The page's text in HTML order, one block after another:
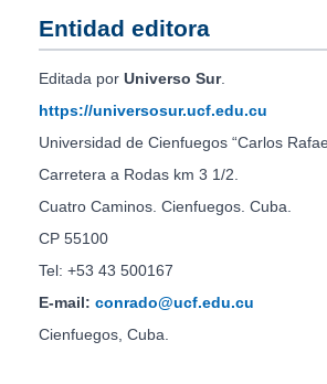
Entidad editora
Editada por Universo Sur.
https://universosur.ucf.edu.cu
Universidad de Cienfuegos “Carlos
Carretera a Rodas km 3 1/2.
Cuatro Caminos. Cienfuegos. Cuba.
CP 55100
Tel: +53 43 500167
E-mail: conrado@ucf.edu.cu
Cienfuegos, Cuba.